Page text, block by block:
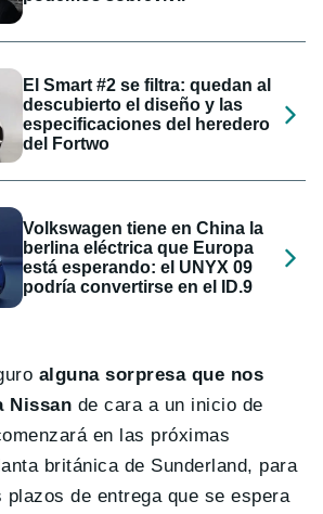
El Smart #2 se filtra: quedan al
descubierto el diseño y las
especificaciones del heredero
del Fortwo
Volkswagen tiene en China la
berlina eléctrica que Europa
está esperando: el UNYX 09
podría convertirse en el ID.9
alguna sorpresa que nos
Nissan de cara a un inicio de
en las próximas
británica de Sunderland, para
plazos de entrega que se espera